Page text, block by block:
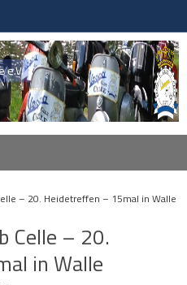
e.V.
– 20. Heidetreffen – 15mal in Walle
Celle – 20.
in Walle